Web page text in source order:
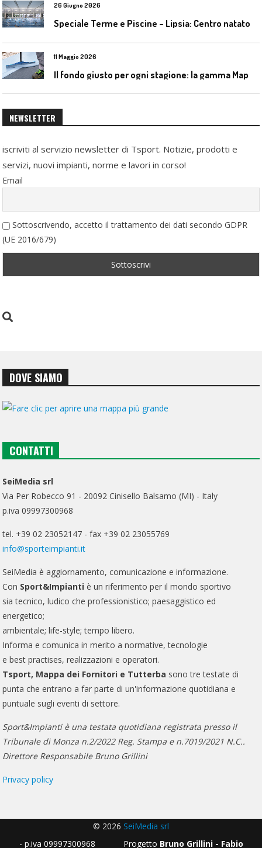
26 Giugno 2026
11 Maggio 2026
NEWSLETTER
iscriviti al servizio newsletter di Tsport. Notizie, prodotti e
servizi, nuovi impianti, norme e lavori in corso!
Email
Sottoscrivendo, accetto il trattamento dei dati secondo GDPR
(UE 2016/679)
DOVE SIAMO
CONTATTI
SeiMedia srl
Via Per Robecco 91 - 20092 Cinisello Balsamo (MI) - Italy
p.iva 09997300968
tel. +39 02 23052147 - fax +39 02 23055769
info@sporteimpianti.it
SeiMedia è aggiornamento, comunicazione e informazione.
Con Sport&Impianti è un riferimento per il mondo sportivo
sia tecnico, ludico che professionistico; paesaggistico ed
energetico;
ambientale; life-style; tempo libero.
Informa e comunica in merito a normative, tecnologie
e best practises, realizzazioni e operatori.
Tsport, Mappa dei Fornitori e Tutterba sono tre testate di
punta che entrano a far parte di un'informazione quotidiana e
puntuale sugli eventi di settore.
Sport&Impianti è una testata quotidiana registrata presso il
Tribunale di Monza n.2/2022 Reg. Stampa e n.7019/2021 N.C..
Direttore Responsabile Bruno Grillini
Privacy policy
© 2026 SeiMedia srl
- p.iva 09997300968 Progetto Bruno Grillini - Fabio